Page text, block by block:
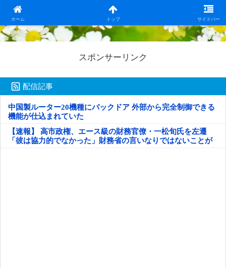
ホーム トップ サイドバー
日本第一！ニュース録
スポンサーリンク
配信記事
中国製ルーター20機種にバックドア 外部から完全制御できる
機能が仕込まれていた
【速報】 高市政権、エース級の財務官僚・一松旬氏を左遷
「彼は協力的でなかった」財務省の言いなりではないことが
判明